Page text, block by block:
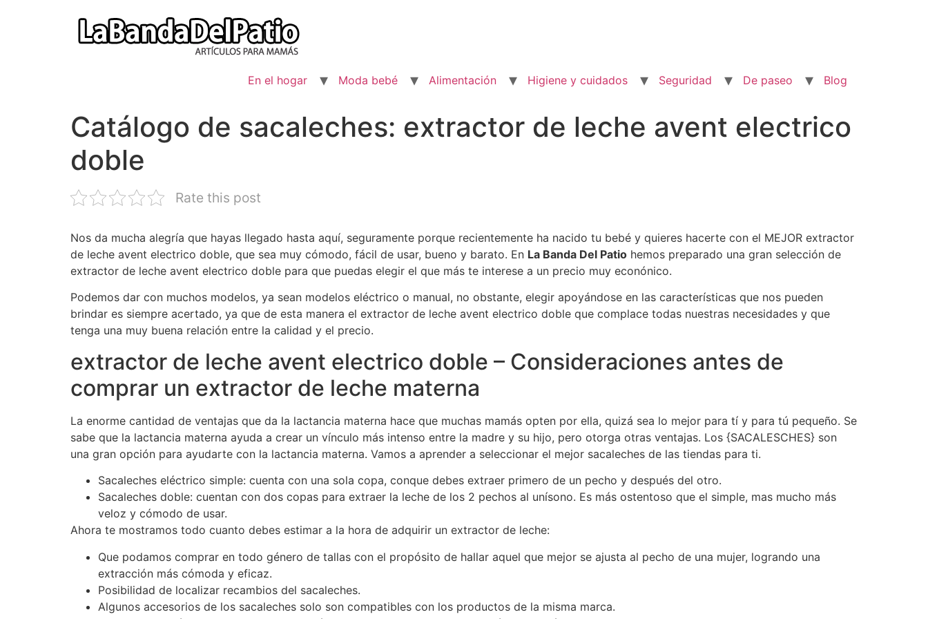
En el hogar Moda bebé Alimentación Higiene y cuidados Seguridad De paseo Blog
Catálogo de sacaleches: extractor de leche avent electrico
doble
Rate this post
Nos da mucha alegría que hayas llegado hasta aquí, seguramente porque recientemente ha nacido tu bebé y quieres hacerte con el MEJOR extractor
de leche avent electrico doble, que sea muy cómodo, fácil de usar, bueno y barato. En La Banda Del Patio hemos preparado una gran selección de
extractor de leche avent electrico doble para que puedas elegir el que más te interese a un precio muy econónico.
Podemos dar con muchos modelos, ya sean modelos eléctrico o manual, no obstante, elegir apoyándose en las características que nos pueden
brindar es siempre acertado, ya que de esta manera el extractor de leche avent electrico doble que complace todas nuestras necesidades y que
tenga una muy buena relación entre la calidad y el precio.
extractor de leche avent electrico doble – Consideraciones antes de
comprar un extractor de leche materna
La enorme cantidad de ventajas que da la lactancia materna hace que muchas mamás opten por ella, quizá sea lo mejor para tí y para tú pequeño. Se
sabe que la lactancia materna ayuda a crear un vínculo más intenso entre la madre y su hijo, pero otorga otras ventajas. Los {SACALESCHES} son
una gran opción para ayudarte con la lactancia materna. Vamos a aprender a seleccionar el mejor sacaleches de las tiendas para ti.
Sacaleches eléctrico simple: cuenta con una sola copa, conque debes extraer primero de un pecho y después del otro.
Sacaleches doble: cuentan con dos copas para extraer la leche de los 2 pechos al unísono. Es más ostentoso que el simple, mas mucho más
veloz y cómodo de usar.
Ahora te mostramos todo cuanto debes estimar a la hora de adquirir un extractor de leche:
Que podamos comprar en todo género de tallas con el propósito de hallar aquel que mejor se ajusta al pecho de una mujer, logrando una
extracción más cómoda y eficaz.
Posibilidad de localizar recambios del sacaleches.
Algunos accesorios de los sacaleches solo son compatibles con los productos de la misma marca.